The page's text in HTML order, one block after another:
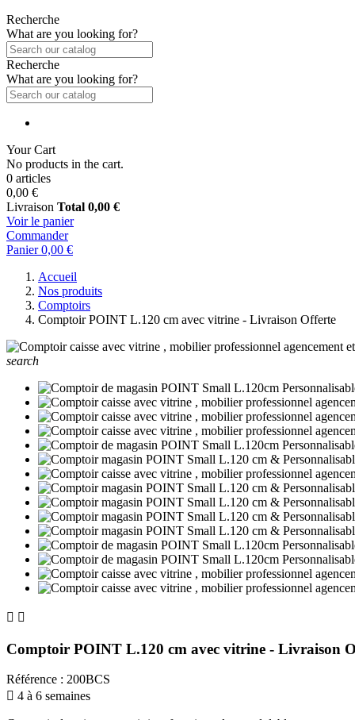
Recherche
What are you looking for?
Recherche
What are you looking for?
Your Cart
No products in the cart.
0 articles
0,00 €
Livraison Total 0,00 €
Voir le panier
Commander
Panier 0,00 €
Accueil
Nos produits
Comptoirs
Comptoir POINT L.120 cm avec vitrine - Livraison Offerte
search
 
Comptoir POINT L.120 cm avec vitrine - Livraison
Référence : 200BCS
 4 à 6 semaines